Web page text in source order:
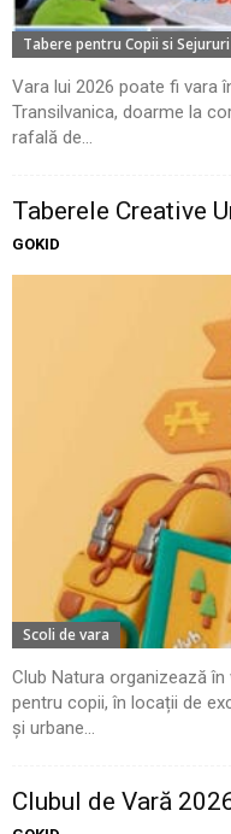
Tabere pentru Copii si
Vara lui 2026 poate fi vara
Transilvanica, doarme la
rafală de...
Taberele Creative
GOKID
Scoli de vara
Club Natura organizează
pentru copii, în locații de
și urbane...
Clubul de Vară